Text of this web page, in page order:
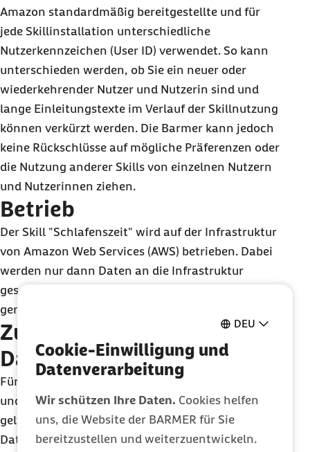
DEU
Cookie-Einwilligung und
Datenverarbeitung
Wir schützen Ihre Daten. Cookies helfen
uns, die Website der BARMER für Sie
bereitzustellen und weiterzuentwickeln.
Amazon standardmäßig bereitgestellte und für
jede Skillinstallation unterschiedliche
Nutzerkennzeichen (User ID) verwendet. So kann
unterschieden werden, ob Sie ein neuer oder
wiederkehrender Nutzer und Nutzerin sind und
lange Einleitungstexte im Verlauf der Skillnutzung
können verkürzt werden. Die Barmer kann jedoch
keine Rückschlüsse auf mögliche Präferenzen oder
die Nutzung anderer Skills von einzelnen Nutzern
und Nutzerinnen ziehen.
Betrieb
Der Skill "Schlafenszeit" wird auf der Infrastruktur
von Amazon Web Services (AWS) betrieben. Dabei
werden nur dann Daten an die Infrastruktur
gesendet, wenn der
genutzt wird.
Zusätzliche
Datenschutzbestimmungen
Für die Nutzung und die Registrierung von Alexa
und weiteren zugehörigen digitalen Angeboten
gelten die Nutzungs- und
Datenschutzbestimmungen derAmazon Media EU